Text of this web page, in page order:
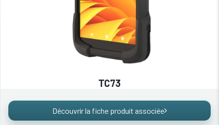
TC73
Découvrir la fiche produit associée